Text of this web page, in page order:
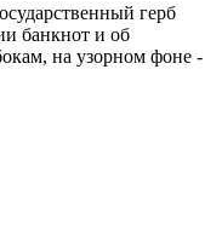
герб
банкнот и об
на узорном фоне -